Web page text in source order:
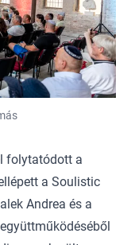
folytatódott a
a Soulistic
Andrea és a